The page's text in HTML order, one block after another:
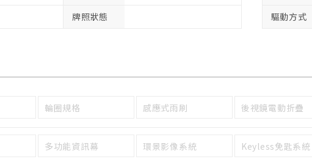
牌照狀態
驅動方式
輪圈規格 感應式雨刷 後視鏡電動折疊
多功能資訊幕 環景影像系統 Keyless免匙系統